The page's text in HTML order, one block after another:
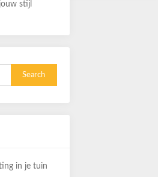
stijl
in je tuin